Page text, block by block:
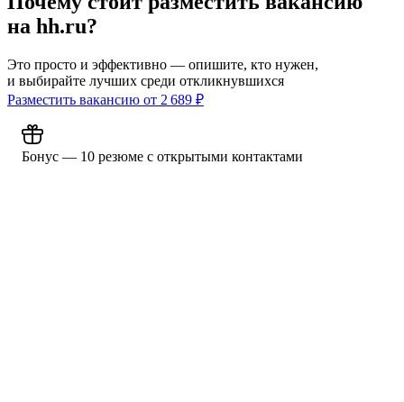
на hh.ru?
Это просто и эффективно — опишите, кто нужен,
и выбирайте лучших среди откликнувшихся
Разместить вакансию от 2 689 ₽
Бонус — 10 резюме с открытыми контактами